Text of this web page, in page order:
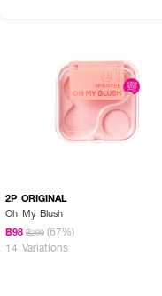
2P ORIGINAL
Oh My Blush
฿98 ฿299 (67%)
14 Variations